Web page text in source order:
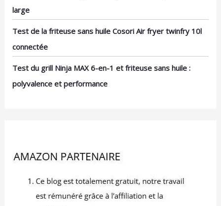
large
Test de la friteuse sans huile Cosori Air fryer twinfry 10l
connectée
Test du grill Ninja MAX 6-en-1 et friteuse sans huile :
polyvalence et performance